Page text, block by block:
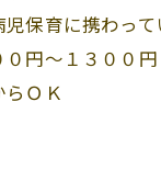
保育に携わっ
円～１３００円
ＯＫ